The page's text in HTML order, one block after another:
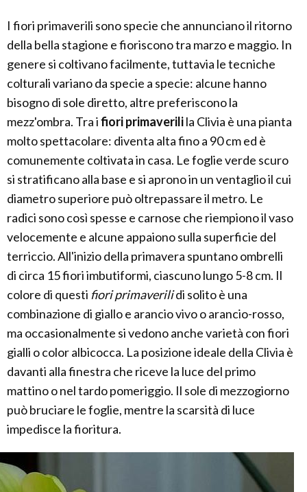
I fiori primaverili sono specie che annunciano il ritorno
della bella stagione e fioriscono tra marzo e maggio. In
genere si coltivano facilmente, tuttavia le tecniche
colturali variano da specie a specie: alcune hanno
bisogno di sole diretto, altre preferiscono la
mezz'ombra. Tra ifiori primaverilila Clivia è una pianta
molto spettacolare: diventa alta fino a 90 cm ed è
comunemente coltivata in casa. Le foglie verde scuro
si stratificano alla base e si aprono in un ventaglio il cui
diametro superiore può oltrepassare il metro. Le
radici sono così spesse e carnose che riempiono il vaso
velocemente e alcune appaiono sulla superficie del
terriccio. All'inizio della primavera spuntano ombrelli
di circa 15 fiori imbutiformi, ciascuno lungo 5-8 cm. Il
colore di questi fiori primaverilidi solito è una
combinazione di giallo e arancio vivo o arancio-rosso,
ma occasionalmente si vedono anche varietà con fiori
gialli o color albicocca. La posizione ideale della Clivia è
davanti alla finestra che riceve la luce del primo
mattino o nel tardo pomeriggio. Il sole di mezzogiorno
può bruciare le foglie, mentre la scarsità di luce
impedisce la fioritura.